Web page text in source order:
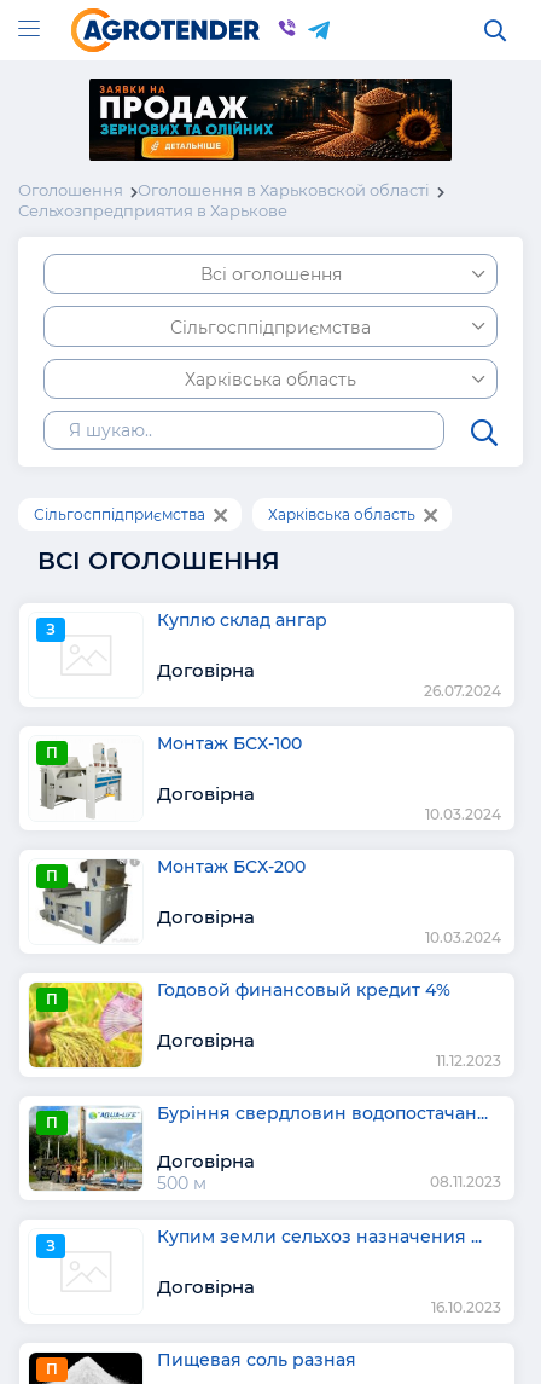
Оголошення
Оголошення в Харьковской області
Сельхозпредприятия в Харькове
Всі оголошення
Сільгосппідприємства
Харківська область
Сільгосппідприємства Харківська область
ВСІ ОГОЛОШЕННЯ
З Куплю склад ангар
Договірна
26.07.2024
П Монтаж БСХ-100
Договірна
10.03.2024
П Монтаж БСХ-200
Договірна
10.03.2024
П Годовой финансовый кредит 4%
Договірна
11.12.2023
П Буріння свердловин водопостачан...
Договірна
500 м 08.11.2023
З Купим земли сельхоз назначения ...
Договірна
16.10.2023
П Пищевая соль разная